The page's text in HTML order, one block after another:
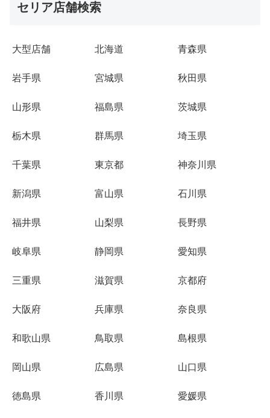
セリア店舗検索
大型店舗 北海道 青森県
岩手県 宮城県 秋田県
山形県 福島県 茨城県
栃木県 群馬県 埼玉県
千葉県 東京都 神奈川県
新潟県 富山県 石川県
福井県 山梨県 長野県
岐阜県 静岡県 愛知県
三重県 滋賀県 京都府
大阪府 兵庫県 奈良県
和歌山県 鳥取県 島根県
岡山県 広島県 山口県
徳島県 香川県 愛媛県